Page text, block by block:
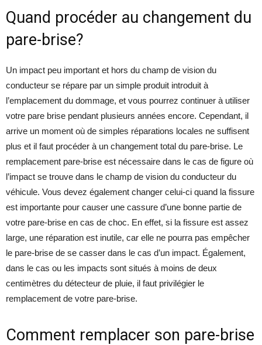
Quand procéder au changement du
pare-brise?
Un impact peu important et hors du champ de vision du
conducteur se répare par un simple produit introduit à
l’emplacement du dommage, et vous pourrez continuer à utiliser
votre pare brise pendant plusieurs années encore. Cependant, il
arrive un moment où de simples réparations locales ne suffisent
plus et il faut procéder à un changement total du pare-brise. Le
remplacement pare-brise est nécessaire dans le cas de figure où
l’impact se trouve dans le champ de vision du conducteur du
véhicule. Vous devez également changer celui-ci quand la fissure
est importante pour causer une cassure d’une bonne partie de
votre pare-brise en cas de choc. En effet, si la fissure est assez
large, une réparation est inutile, car elle ne pourra pas empêcher
le pare-brise de se casser dans le cas d’un impact. Également,
dans le cas ou les impacts sont situés à moins de deux
centimètres du détecteur de pluie, il faut privilégier le
remplacement de votre pare-brise.
Comment remplacer son pare-brise